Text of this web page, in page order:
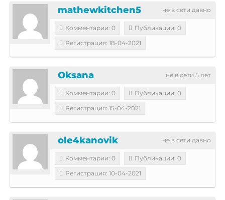
не в сети давно
mathewkitchen5
Комментарии: 0
Публикации: 0
Регистрация: 18-04-2021
не в сети 5 лет
Oksana
Комментарии: 0
Публикации: 0
Регистрация: 15-04-2021
не в сети давно
ole4kanovik
Комментарии: 0
Публикации: 0
Регистрация: 10-04-2021